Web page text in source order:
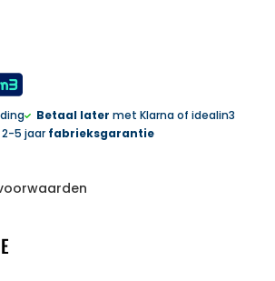
Betaal later met Klarna of idealin3
2-5 jaar fabrieksgarantie